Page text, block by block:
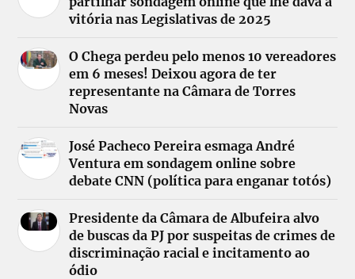
vitória nas Legislativas de 2025
O Chega perdeu pelo menos 10 vereadores
em 6 meses! Deixou agora de ter
representante na Câmara de Torres
Novas
José Pacheco Pereira esmaga André
Ventura em sondagem online sobre
debate CNN (política para enganar totós)
Presidente da Câmara de Albufeira alvo
de buscas da PJ por suspeitas de crimes de
discriminação racial e incitamento ao
ódio